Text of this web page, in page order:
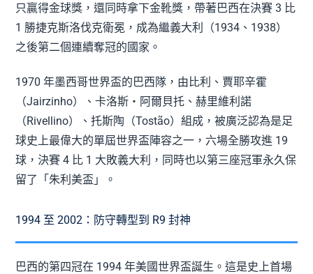
只贏得金球獎，還同時拿下金靴獎，帶著巴西在決賽 3 比
1 勝捷克斯洛伐克衛冕，成為繼義大利（1934、1938）
之後第二個連續奪冠的國家。
1970 年墨西哥世界盃的巴西隊，由比利、賈耶辛霍
（Jairzinho）、卡洛斯‧阿爾貝托、赫里維利諾
（Rivellino）、托斯陶（Tostão）組成，被廣泛認為是足
球史上最偉大的單屆世界盃陣容之一，六場全勝攻進 19
球，決賽 4 比 1 大敗義大利，同時也以第三座冠軍永久保
留了「朱利美盃」。
1994 至 2002：防守轉型到 R9 封神
巴西的第四冠在 1994 年美國世界盃誕生。這是史上首場